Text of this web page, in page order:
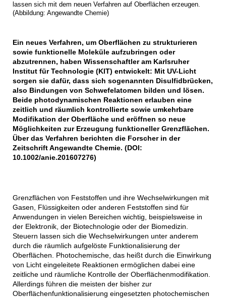
lassen sich mit dem neuen Verfahren auf Oberflächen erzeugen.
(Abbildung: Angewandte Chemie)
Ein neues Verfahren, um Oberflächen zu strukturieren
sowie funktionelle Moleküle aufzubringen oder
abzutrennen, haben Wissenschaftler am Karlsruher
Institut für Technologie (KIT) entwickelt: Mit UV-Licht
sorgen sie dafür, dass sich sogenannten Disulfidbrücken,
also Bindungen von Schwefelatomen bilden und lösen.
Beide photodynamischen Reaktionen erlauben eine
zeitlich und räumlich kontrollierte sowie umkehrbare
Modifikation der Oberfläche und eröffnen so neue
Möglichkeiten zur Erzeugung funktioneller Grenzflächen.
Über das Verfahren berichten die Forscher in der
Zeitschrift Angewandte Chemie. (DOI:
10.1002/anie.201607276)
Grenzflächen von Feststoffen und ihre Wechselwirkungen mit
Gasen, Flüssigkeiten oder anderen Feststoffen sind für
Anwendungen in vielen Bereichen wichtig, beispielsweise in
der Elektronik, der Biotechnologie oder der Biomedizin.
Steuern lassen sich die Wechselwirkungen unter anderem
durch die räumlich aufgelöste Funktionalisierung der
Oberflächen. Photochemische, das heißt durch die Einwirkung
von Licht eingeleitete Reaktionen ermöglichen dabei eine
zeitliche und räumliche Kontrolle der Oberflächenmodifikation.
Allerdings führen die meisten der bisher zur
Oberflächenfunktionalisierung eingesetzten photochemischen